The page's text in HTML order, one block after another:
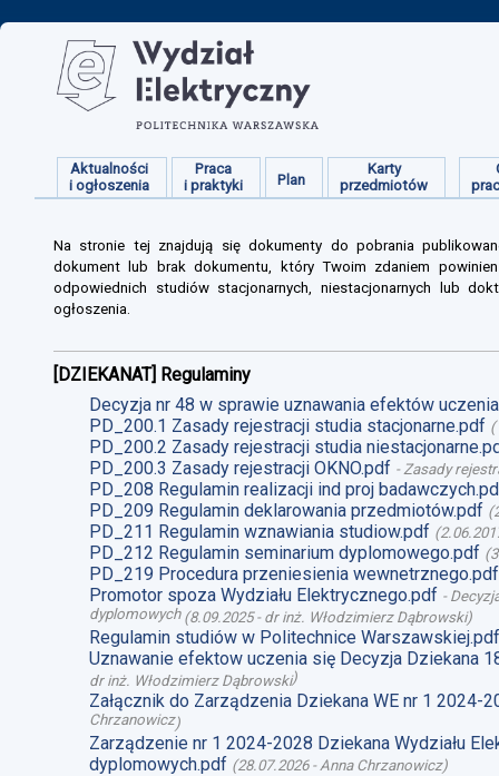
Aktualności
i ogłoszenia
Praca
i praktyki
Plan
Karty
przedmiotów
Na stronie tej znajdują się dokumenty do pobrania
dokument lub brak dokumentu, który Twoim zdaniem
odpowiednich studiów stacjonarnych, niestacjonarnych lub
ogłoszenia.
[DZIEKANAT] Regulaminy
Decyzja nr 48 w sprawie uznawania efektów
PD_200.1 Zasady rejestracji studia stacjonarne.pdf (
PD_200.2 Zasady rejestracji studia
PD_200.3 Zasady rejestracji OKNO.pdf - Zasady
PD_208 Regulamin realizacji ind proj
PD_209 Regulamin deklarowania przedmiotów.pdf (
PD_211 Regulamin wznawiania studiow.pdf (
PD_212 Regulamin seminarium dyplomowego.pdf (
PD_219 Procedura przeniesienia wewnetrznego.pdf
Promotor spoza Wydziału Elektrycznego.pdf -
dyplomowych(8.09.2025- dr inż. Włodzimierz Dąbrowski)
Regulamin studiów w Politechnice Warszawskiej.pdf
Uznawanie efektow uczenia się Decyzja Dziekana
dr inż. Włodzimierz Dąbrowski)
Załącznik do Zarządzenia Dziekana WE nr 1
Chrzanowicz)
Zarządzenie nr 1 2024-2028 Dziekana Wydziału
dyplomowych.pdf (28.07.2026- Anna Chrzanowicz)